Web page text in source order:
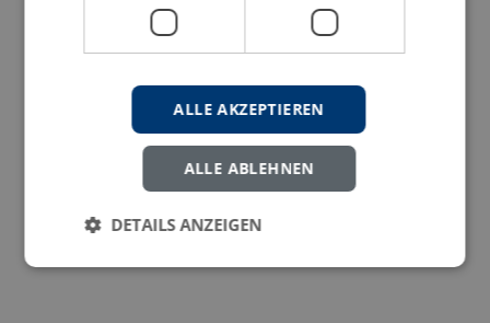
ALLE AKZEPTIEREN
ALLE ABLEHNEN
DETAILS ANZEIGEN